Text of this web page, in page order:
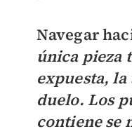
Navegar
única pieza
expuesta,
duelo. Los
contiene se